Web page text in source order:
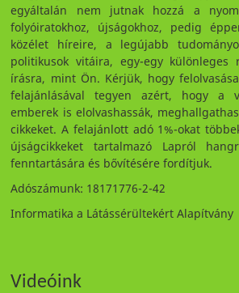
egyáltalán nem jutnak hozzá a
folyóiratokhoz, újságokhoz, pedig
közélet híreire, a legújabb
politikusok vitáira, egy-egy különleges
írásra, mint Ön. Kérjük, hogy
felajánlásával tegyen azért, hogy a
emberek is elolvashassák,
cikkeket. A felajánlott adó 1%-okat
újságcikkeket tartalmazó Lapról
fenntartására és bővítésére fordítjuk.
Adószámunk: 18171776-2-42
Informatika a Látássérültekért Alapítvány
Videóink